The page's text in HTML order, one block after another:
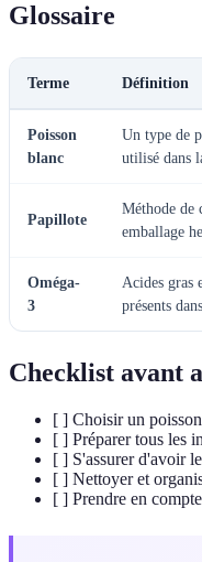
Glossaire
Terme Définition
Poisson
blanc
Un type de
utilisé dans
Papillote
Méthode de
emballage
Oméga-
3
Acides gras
présents
Checklist avant
[ ] Choisir un
[ ] Préparer tous les
[ ] S'assurer d'avoir
[ ] Nettoyer et
[ ] Prendre en